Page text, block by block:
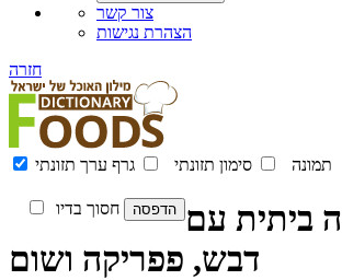
צור קשר
הצהרת נגישות
חזרה
תמונה סימון תזונתי גרף ערך תזונתי
חסוך בדיו
ביתית עם
דבש, פפריקה ושום